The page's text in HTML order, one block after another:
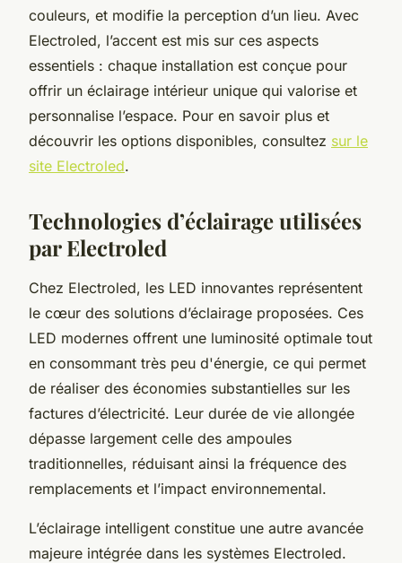
couleurs, et modifie la perception d’un lieu. Avec
Electroled, l’accent est mis sur ces aspects
essentiels : chaque installation est conçue pour
offrir un éclairage intérieur unique qui valorise et
personnalise l’espace. Pour en savoir plus et
découvrir les options disponibles, consultez sur le
site Electroled.
Technologies d’éclairage utilisées
par Electroled
Chez Electroled, les LED innovantes représentent
le cœur des solutions d’éclairage proposées. Ces
LED modernes offrent une luminosité optimale tout
en consommant très peu d'énergie, ce qui permet
de réaliser des économies substantielles sur les
factures d’électricité. Leur durée de vie allongée
dépasse largement celle des ampoules
traditionnelles, réduisant ainsi la fréquence des
remplacements et l’impact environnemental.
L’éclairage intelligent constitue une autre avancée
majeure intégrée dans les systèmes Electroled.